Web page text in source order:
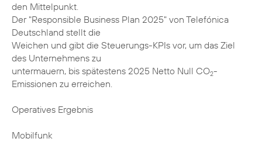
den Mittelpunkt.
Der "Responsible Business Plan 2025" von Telefónica
Deutschland stellt die
Weichen und gibt die Steuerungs-KPIs vor, um das Ziel
des Unternehmens zu
untermauern, bis spätestens 2025 Netto Null CO2-
Emissionen zu erreichen.
Operatives Ergebnis
Mobilfunk